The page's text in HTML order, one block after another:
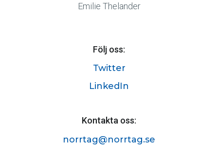
Kontakta oss:
norrtag@norrtag.se
Emilie Thelander
Följ oss:
Twitter
LinkedIn